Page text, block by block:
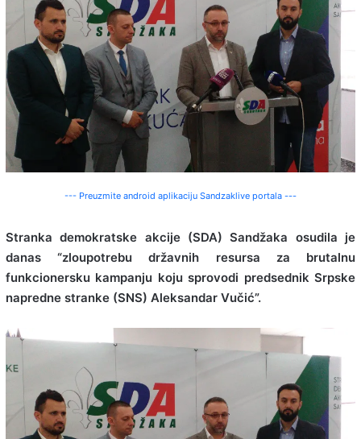
--- Preuzmite android aplikaciju Sandzaklive portala ---
Stranka demokratske akcije (SDA) Sandžaka osudila je
danas “zloupotrebu državnih resursa za brutalnu
funkcionersku kampanju koju sprovodi predsednik Srpske
napredne stranke (SNS) Aleksandar Vučić”.